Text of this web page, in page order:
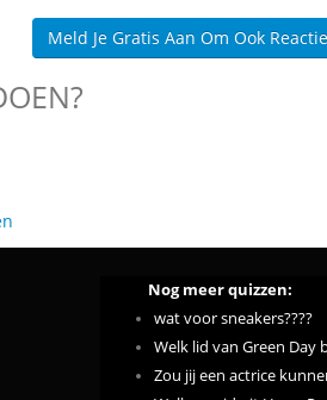
Meld Je Gratis Aan Om Ook
Nog meer quizzen:
wat voor sneakers????
Welk lid van Green Day
Zou jij een actrice